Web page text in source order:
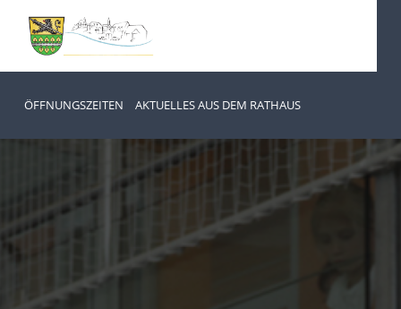
ÖFFNUNGSZEITEN AKTUELLES AUS DEM RATHAUS